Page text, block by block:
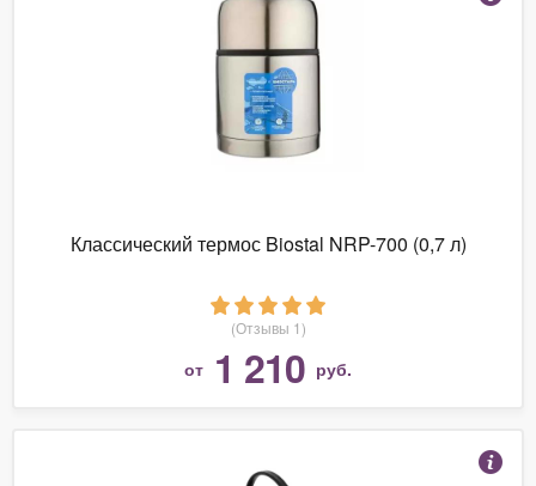
Классический термос Biostal NRP-700 (0,7 л)
(Отзывы 1)
от 1 210 руб.